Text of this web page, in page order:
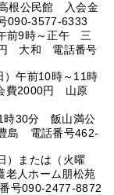
根公民館 入会金
3577-6333
前9時～正午 三
大和 電話番号
午前10時～11時
費2000円 山原
時30分 飯山満公
島 電話番号462-
）または（火曜
人ホーム朋松苑
号090-2477-8872